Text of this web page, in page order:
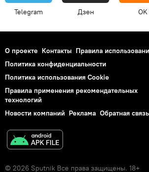
Telegram Дзен OK
О проекте Контакты Правила
Политика конфиденциальности
Политика использования Cookie
Правила применения рекомендательных
технологий
Новости компаний Реклама Обратная связь
© 2026 Sputnik Все права защищены. 18+